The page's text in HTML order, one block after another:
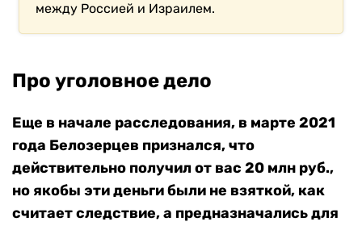
между Россией и Израилем.
Про уголовное дело
Еще в начале расследования, в марте 2021
года Белозерцев признался, что
действительно получил от вас 20 млн руб.,
но якобы эти деньги были не взяткой, как
считает следствие, а предназначались для